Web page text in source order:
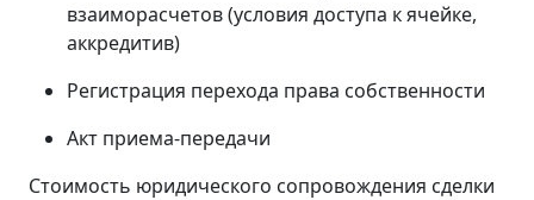
взаиморасчетов (условия доступа к ячейке,
аккредитив)
Регистрация перехода права собственности
Акт приема-передачи
Стоимость юридического сопровождения сделки